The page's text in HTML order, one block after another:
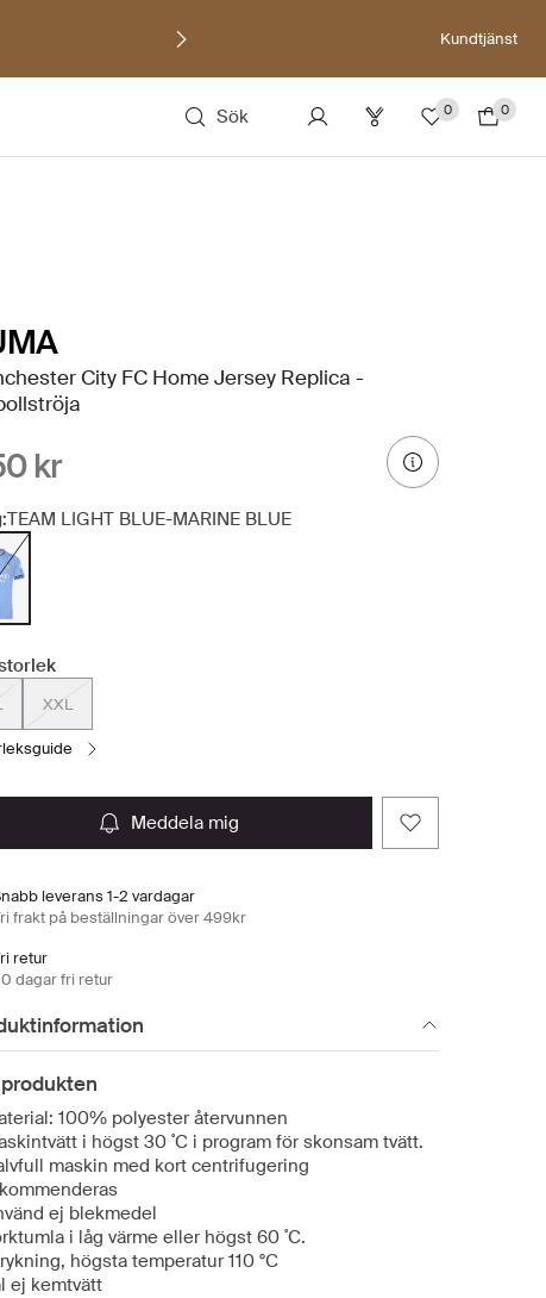
Kundtjänst
Sök 0 0
City FC Home Jersey Replica -
kr
TEAM LIGHT BLUE-MARINE BLUE
XXL
meddela mig
leverans 1-2 vardagar
frakt på beställningar över 499kr
retur
dagar fri retur
100% polyester återvunnen
i högst 30 ˚C i program för skonsam tvätt.
maskin med kort centrifugering
ej blekmedel
i låg värme eller högst 60 ˚C.
högsta temperatur 110 °C
ej kemtvätt